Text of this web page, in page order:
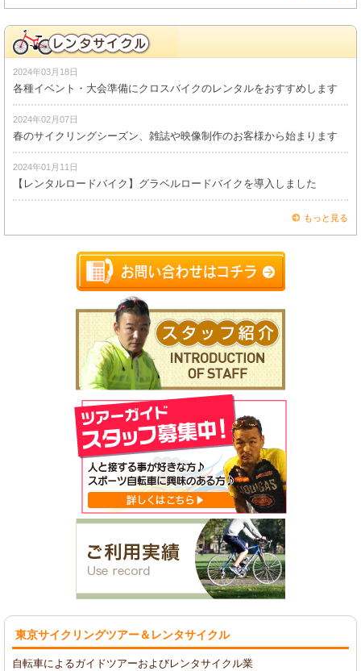
2024年03月18日
各種イベント・大会準備にクロスバイクのレンタルをおすすめします
2024年02月07日
春のサイクリングシーズン、雑誌や映像制作のお客様から始まります
2024年01月11日
【レンタルロードバイク】グラベルロードバイクを導入しました
もっと見る
東京サイクリングツアー＆レンタサイクル
自転車によるガイドツアーおよびレンタサイクル業